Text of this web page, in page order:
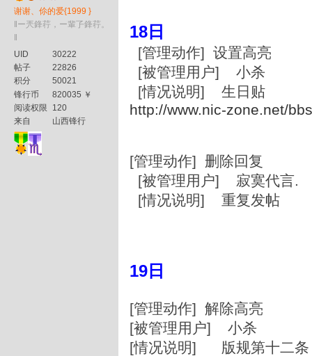
谢谢、伱的爱{1999 }
‖ー兲鋒荇，ー輩孒鋒荇。
UID
30222
帖子
22826
积分
50021
锋行币
820035 ￥
阅读权限
120
来自
山西锋行
18日
[管理动作] 设置高亮
[被管理用户] 小杀
[情况说明] 生日贴
http://www.nic-zone.net/
[管理动作] 删除回复
[被管理用户] 寂寞代言.
[情况说明] 重复发帖
19日
[管理动作] 解除高亮
[被管理用户] 小杀
[情况说明] 版规第十二条